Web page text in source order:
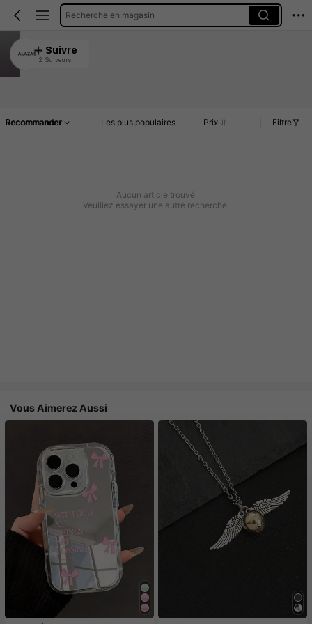
Recherche en magasin
ALAZAS
4.80
Suivre
2 Suiveurs
Recommander Les plus populaires Prix Filtre
Aucun article trouvé
Veuillez essayer une autre recherche.
Vous Aimerez Aussi